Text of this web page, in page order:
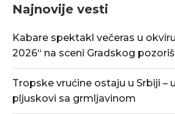
Najnovije vesti
Kabare spektakl večeras u
2026“ na sceni Gradskog
Tropske vrućine ostaju u Srbiji –
pljuskovi sa grmljavinom